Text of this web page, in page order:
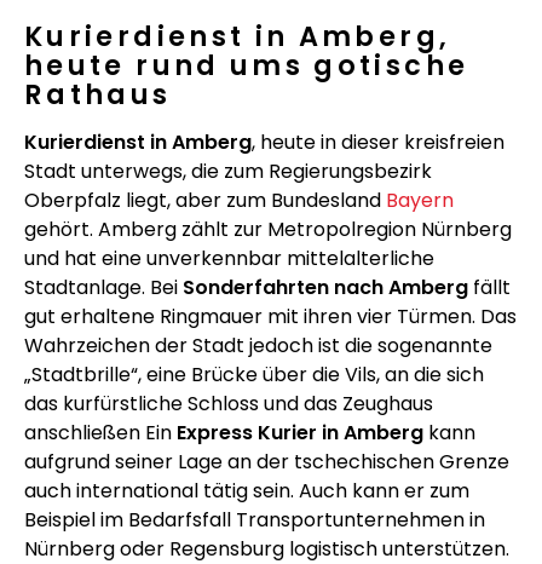
Kurierdienst in Amberg,
heute rund ums gotische
Rathaus
Kurierdienst in Amberg, heute in dieser kreisfreien
Stadt unterwegs, die zum Regierungsbezirk
Oberpfalz liegt, aber zum Bundesland Bayern
gehört. Amberg zählt zur Metropolregion Nürnberg
und hat eine unverkennbar mittelalterliche
Stadtanlage. Bei Sonderfahrten nach Amberg fällt
gut erhaltene Ringmauer mit ihren vier Türmen. Das
Wahrzeichen der Stadt jedoch ist die sogenannte
„Stadtbrille“, eine Brücke über die Vils, an die sich
das kurfürstliche Schloss und das Zeughaus
anschließen Ein Express Kurier in Amberg kann
aufgrund seiner Lage an der tschechischen Grenze
auch international tätig sein. Auch kann er zum
Beispiel im Bedarfsfall Transportunternehmen in
Nürnberg oder Regensburg logistisch unterstützen.